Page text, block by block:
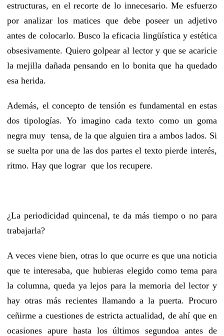
estructuras, en el recorte de lo innecesario. Me esfuerzo
por analizar los matices que debe poseer un adjetivo
antes de colocarlo. Busco la eficacia lingüística y estética
obsesivamente. Quiero golpear al lector y que se acaricie
la mejilla dañada pensando en lo bonita que ha quedado
esa herida.
Además, el concepto de tensión es fundamental en estas
dos tipologías. Yo imagino cada texto como un goma
negra muy tensa, de la que alguien tira a ambos lados. Si
se suelta por una de las dos partes el texto pierde interés,
ritmo. Hay que lograr que los recupere.
¿La periodicidad quincenal, te da más tiempo o no para
trabajarla?
A veces viene bien, otras lo que ocurre es que una noticia
que te interesaba, que hubieras elegido como tema para
la columna, queda ya lejos para la memoria del lector y
hay otras más recientes llamando a la puerta. Procuro
ceñirme a cuestiones de estricta actualidad, de ahí que en
ocasiones apure hasta los últimos segundoa antes de